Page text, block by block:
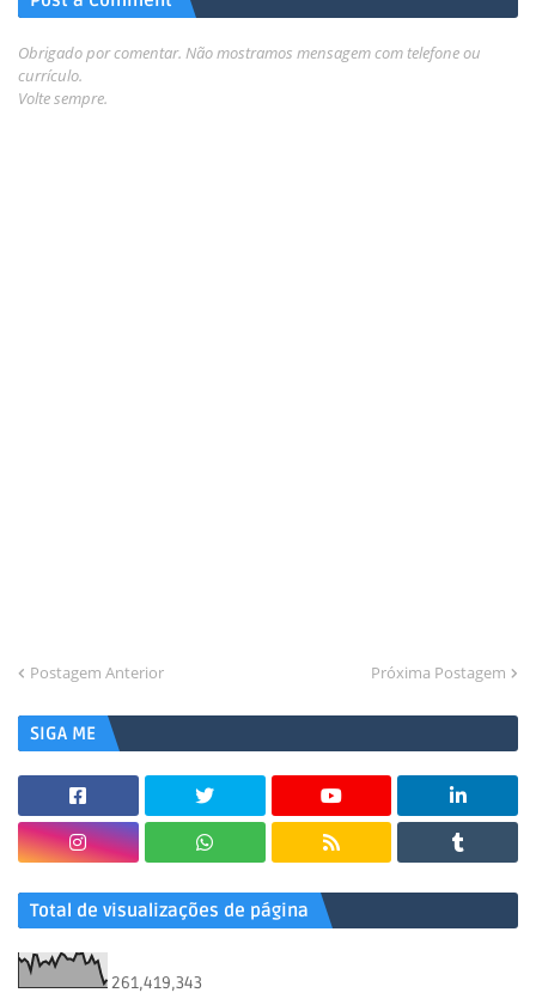
Obrigado por comentar. Não mostramos mensagem com telefone ou
currículo.
Volte sempre.
Postagem Anterior Próxima Postagem
SIGA ME
Total de visualizações de página
261,419,343